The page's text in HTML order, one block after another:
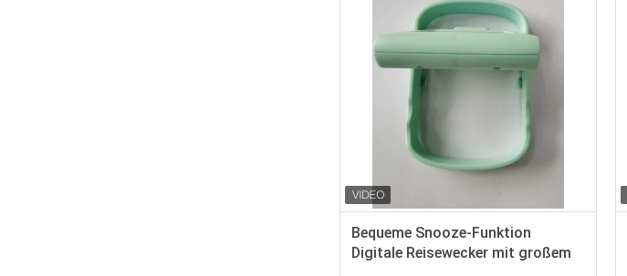
Bequeme Snooze-Funktion
Digitale Reisewecker mit großem